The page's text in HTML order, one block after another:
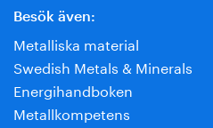
Besök även:
Metalliska material
Swedish Metals & Minerals
Energihandboken
Metallkompetens